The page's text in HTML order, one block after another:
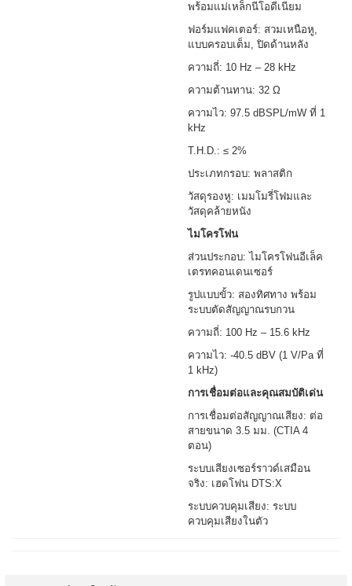
พร้อมแม่เหล็กนีโอดีเนียม
ฟอร์มแฟคเตอร์: สวมเหนือหู,
แบบครอบเต็ม, ปิดด้านหลัง
ความถี่: 10 Hz – 28 kHz
ความต้านทาน: 32 Ω
ความไว: 97.5 dBSPL/mW ที่ 1
kHz
T.H.D.: ≤ 2%
ประเภทกรอบ: พลาสติก
วัสดุรองหู: เมมโมรี่โฟมและ
วัสดุคล้ายหนัง
ไมโครโฟน
ส่วนประกอบ: ไมโครโฟนอีเล็ค
เตรทคอนเดนเซอร์
รูปแบบขั้ว: สองทิศทาง พร้อม
ระบบตัดสัญญาณรบกวน
ความถี่: 100 Hz – 15.6 kHz
ความไว: -40.5 dBV (1 V/Pa ที่
1 kHz)
การเชื่อมต่อและคุณสมบัติเด่น
การเชื่อมต่อสัญญาณเสียง: ต่อ
สายขนาด 3.5 มม. (CTIA 4
ตอน)
ระบบเสียงเซอร์ราวด์เสมือน
จริง: เฮดโฟน DTS:X
ระบบควบคุมเสียง: ระบบ
ควบคุมเสียงในตัว